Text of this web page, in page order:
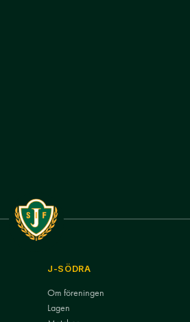
J-SÖDRA
Om föreningen
Lagen